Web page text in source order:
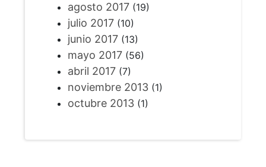
agosto 2017(19)
julio 2017(10)
junio 2017(13)
mayo 2017(56)
abril 2017(7)
noviembre 2013(1)
octubre 2013(1)